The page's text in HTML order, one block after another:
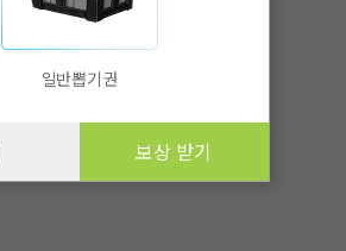
일반뽑기권
보상 받기